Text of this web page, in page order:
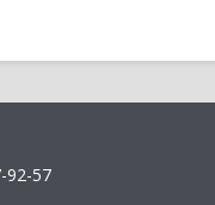
92-57